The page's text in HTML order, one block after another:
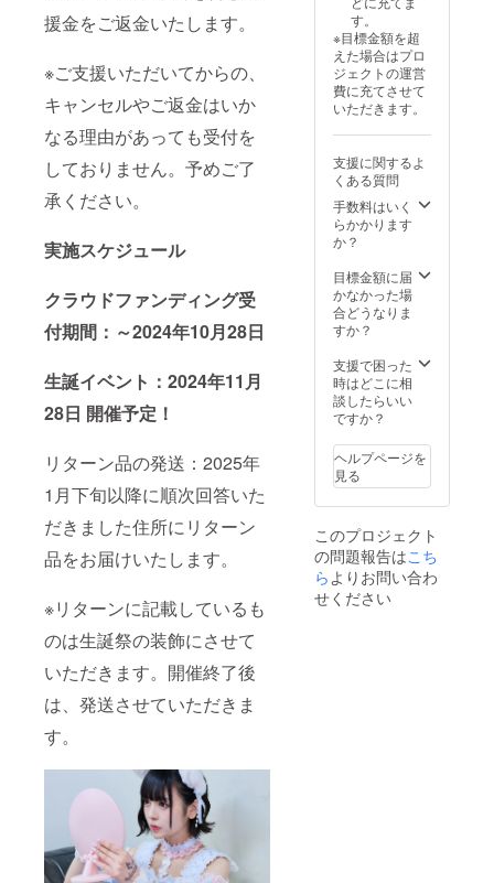
援金をご返金いたします。
※ご支援いただいてからの、
キャンセルやご返金はいか
なる理由があっても受付を
しておりません。予めご了
承ください。
実施スケジュール
クラウドファンディング受
付期間：～2024年10月28日
生誕イベント：2024年11月
28日 開催予定！
リターン品の発送：2025年
1月下旬以降に順次回答いた
だきました住所にリターン
品をお届けいたします。
※リターンに記載しているも
のは生誕祭の装飾にさせて
いただきます。開催終了後
は、発送させていただきま
す。
ト リ
ターン
品の郵
送と一
緒にお
送りい
たしま
す。
プレー
トのお
名前
は、備
れたお
名前が
使用さ
備考欄
へ記載
希望の
お名前
クネー
ム）を
ご記入
くださ
お名前
（ニッ
クネー
ム可）
は、6文
す。
の詳細
は当日
までに
別途お
知らせ
させて
きま
す。 ④
生誕限
定オリ
ジナル
プレー
ト リ
ターン
品の郵
緒にお
送りい
たしま
す。
プレー
トのお
名前
は、備
記載さ
れたお
名前が
使用さ
れま
す。 ③
ワース
タンド
(名前掲
載 ) 当
日会場
にある
ワース
タンド
に生誕
祭支援
者とし
前を掲
載させ
ていた
だきま
考欄に
記載希
望のお
名前
クネー
ム可）
を記載
くださ
クラウ
ドファ
ンディ
ング限
定グッ
名前を
せてい
ただき
ます。
また、
作成し
た集合
データ
はメー
ルにて
後日お
送りさ
ただき
ます。
③のぼ
り旗 当
飾に使
用す
る、の
ぼり旗
致しま
す。 の
ぼり旗
には生
援者様
のお名
前
（ニッ
クネー
す。
※目標金額を超
えた場合はプロ
ジェクトの運営
費に充てさせて
いただきます。
支援に関するよ
くある質問
手数料はいく
らかかります
か？
目標金額に届
かなかった場
合どうなりま
すか？
支援で困った
時はどこに相
談したらいい
ですか？
ヘルプページを
見る
このプロジェクト
の問題報告はこち
らよりお問い合わ
せください